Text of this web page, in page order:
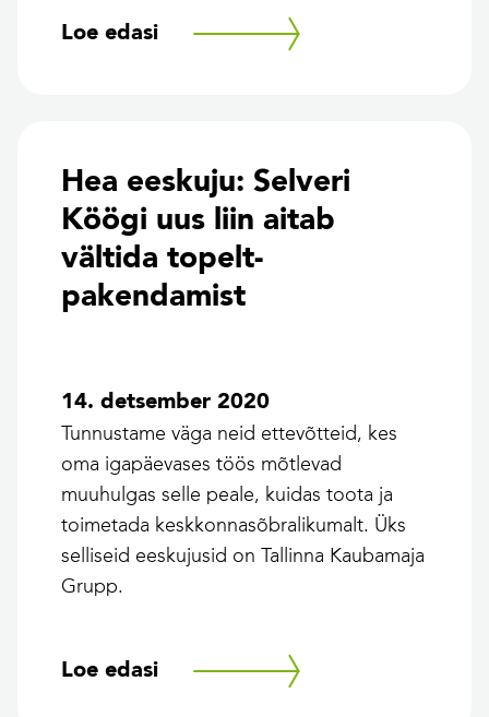
Loe edasi
Hea eeskuju: Selveri
Köögi uus liin aitab
vältida topelt-
pakendamist
14. detsember 2020
Tunnustame väga neid ettevõtteid, kes
oma igapäevases töös mõtlevad
muuhulgas selle peale, kuidas toota ja
toimetada keskkonnasõbralikumalt. Üks
selliseid eeskujusid on Tallinna Kaubamaja
Grupp.
Loe edasi